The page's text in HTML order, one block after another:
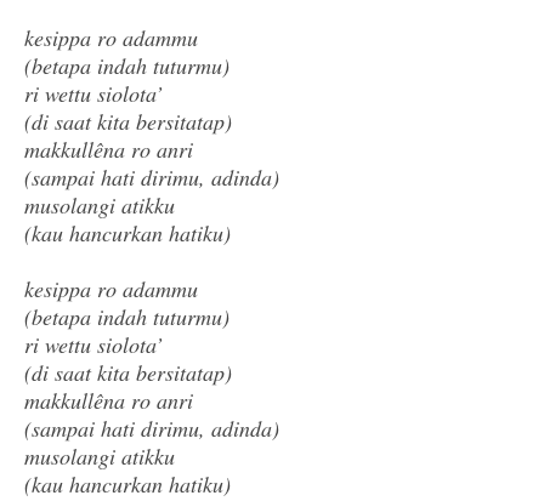
kesippa ro adammu
(betapa indah tuturmu)
ri wettu siolota’
(di saat kita bersitatap)
makkullêna ro anri
(sampai hati dirimu, adinda)
musolangi atikku
(kau hancurkan hatiku)
kesippa ro adammu
(betapa indah tuturmu)
ri wettu siolota’
(di saat kita bersitatap)
makkullêna ro anri
(sampai hati dirimu, adinda)
musolangi atikku
(kau hancurkan hatiku)